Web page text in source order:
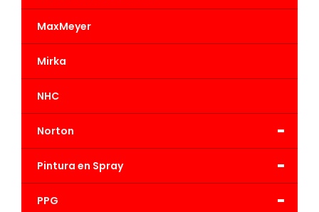
MaxMeyer
Mirka
NHC
-
Norton
-
Pintura en Spray
-
PPG